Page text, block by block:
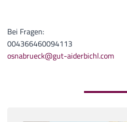
Bei Fragen:
004366460094113
osnabrueck@gut-aiderbichl.com